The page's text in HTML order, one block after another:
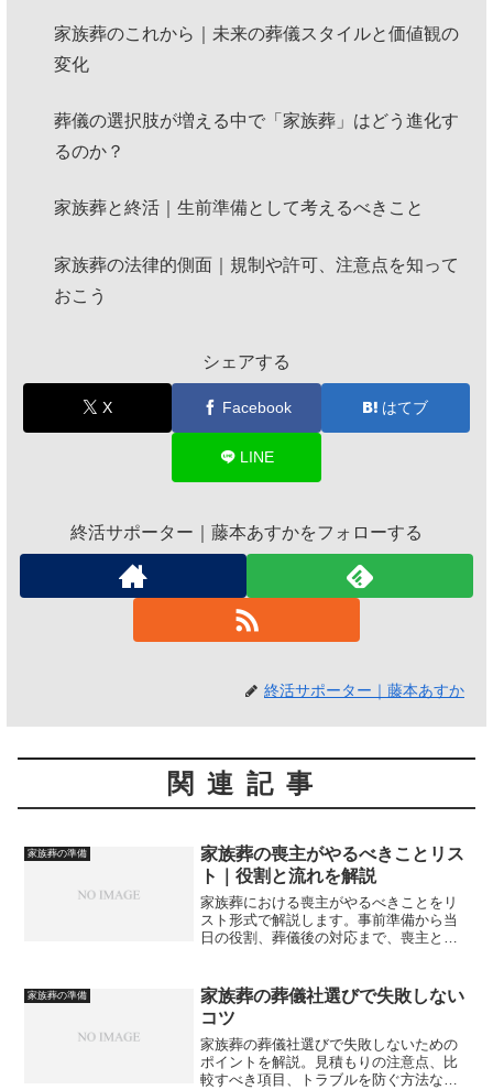
家族葬のこれから｜未来の葬儀スタイルと価値観の
変化
葬儀の選択肢が増える中で「家族葬」はどう進化す
るのか？
家族葬と終活｜生前準備として考えるべきこと
家族葬の法律的側面｜規制や許可、注意点を知って
おこう
シェアする
X Facebook はてブ
LINE
終活サポーター｜藤本あすかをフォローする
終活サポーター｜藤本あすか
関連記事
家族葬の準備
家族葬の喪主がやるべきことリス
ト｜役割と流れを解説
家族葬における喪主がやるべきことをリ
スト形式で解説します。事前準備から当
日の役割、葬儀後の対応まで、喪主とし
家族葬の準備
家族葬の葬儀社選びで失敗しない
コツ
家族葬の葬儀社選びで失敗しないための
ポイントを解説。見積もりの注意点、比
較すべき項目、トラブルを防ぐ方法など